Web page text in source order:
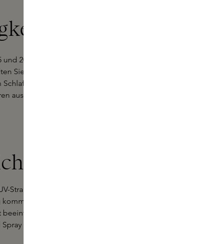
20 Grad Celsius. Denken Sie daran, dass höhere
Sie Ihre Parfums nicht im Badezimmer aufbewahren, da
einen Kleiderschrank oder eine Kommode.
ausgesetzt wird, und sorgt außerdem für ein kühlendes
und Luft
Strahlen und vor Oxidation durch Luftzufuhr. Achten Sie
Bewahren Sie Parfümflaschen aufrecht auf, um ein
kann. Möchten Sie Ihr Lieblingsparfüm
oder wählen Sie einen der stilvollen Reiseflakons aus